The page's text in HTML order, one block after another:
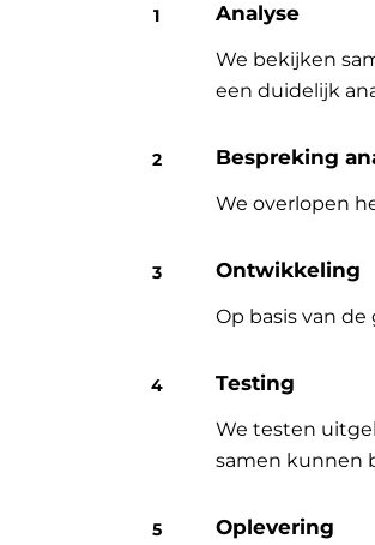
Analyse
We bekijken
een duidelijk
Bespreking
We overlopen
Ontwikkeling
Op basis van
Testing
We testen
samen kunnen
Oplevering